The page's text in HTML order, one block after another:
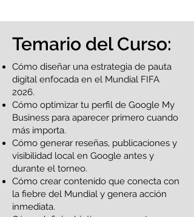
Temario del Curso:
Cómo diseñar una estrategia de pauta
digital enfocada en el Mundial FIFA
2026.
Cómo optimizar tu perfil de Google My
Business para aparecer primero cuando
más importa.
Cómo generar reseñas, publicaciones y
visibilidad local en Google antes y
durante el torneo.
Cómo crear contenido que conecta con
la fiebre del Mundial y genera acción
inmediata.